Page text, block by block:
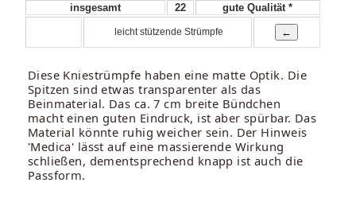
insgesamt 22 gute Qualität *
leicht stützende Strümpfe
Diese Kniestrümpfe haben eine matte Optik. Die
Spitzen sind etwas transparenter als das
Beinmaterial. Das ca. 7 cm breite Bündchen
macht einen guten Eindruck, ist aber spürbar. Das
Material könnte ruhig weicher sein. Der Hinweis
'Medica' lässt auf eine massierende Wirkung
schließen, dementsprechend knapp ist auch die
Passform.